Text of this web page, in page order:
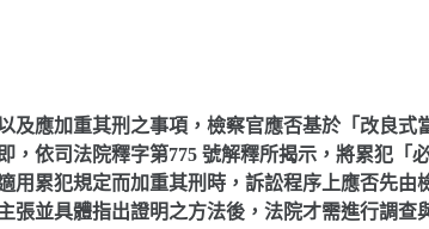
及應加重其刑之事項，檢察官應否基於「改良
，依司法院釋字第775 號解釋所揭示，將累犯「
用累犯規定而加重其刑時，訴訟程序上應否先
張並具體指出證明之方法後，法院才需進行調查